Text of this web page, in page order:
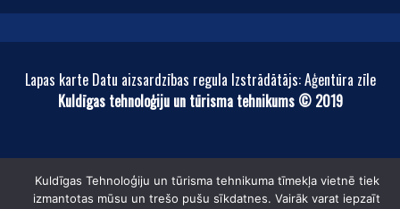
Lapas karte Datu aizsardzības regula Izstrādātājs: Aģentūra zīle
Kuldīgas tehnoloģiju un tūrisma tehnikums © 2019
Kuldīgas Tehnoloģiju un tūrisma tehnikuma tīmekļa vietnē tiek
izmantotas mūsu un trešo pušu sīkdatnes. Vairāk varat iepzaīt